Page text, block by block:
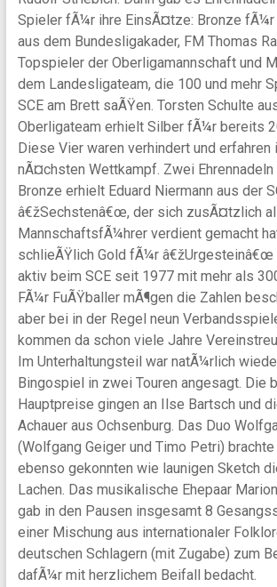
Spieler fÃ¼r ihre EinsÃ¤tze: Bronze fÃ¼r
aus dem Bundesligakader, FM Thomas
Topspieler der Oberligamannschaft und
dem Landesligateam, die 100 und mehr
SCE am Brett saÃŸen. Torsten Schulte
Oberligateam erhielt Silber fÃ¼r bereits
Diese Vier waren verhindert und erfahren
nÃ¤chsten Wettkampf. Zwei
Bronze erhielt Eduard Niermann aus der
â€žSechstenâ€œ, der sich zusÃ¤tzlich
MannschaftsfÃ¼hrer verdient gemacht
schlieÃŸlich Gold fÃ¼r â€žUrgesteinâ€œ
aktiv beim SCE seit 1977 mit mehr als
FÃ¼r FuÃŸballer mÃ¶gen die Zahlen
aber bei in der Regel neun
kommen da schon viele Jahre
Im Unterhaltungsteil war natÃ¼rlich
Bingospiel in zwei Touren angesagt. Die
Hauptpreise gingen an Ilse Bartsch und
Achauer aus Ochsenburg. Das Duo
(Wolfgang Geiger und Timo Petri)
ebenso gekonnten wie launigen Sketch
Lachen. Das musikalische Ehepaar
gab in den Pausen insgesamt 8
einer Mischung aus internationaler
deutschen Schlagern (mit Zugabe) zum
dafÃ¼r mit herzlichem Beifall bedacht.